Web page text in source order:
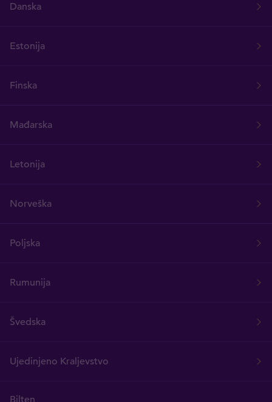
Danska
Estonija
Finska
Mađarska
Letonija
Norveška
Poljska
Rumunija
Švedska
Ujedinjeno Kraljevstvo